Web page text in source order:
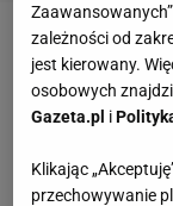
zależności od
jest kierowany.
osobowych
Gazeta.pl i
Klikając
przechowywanie